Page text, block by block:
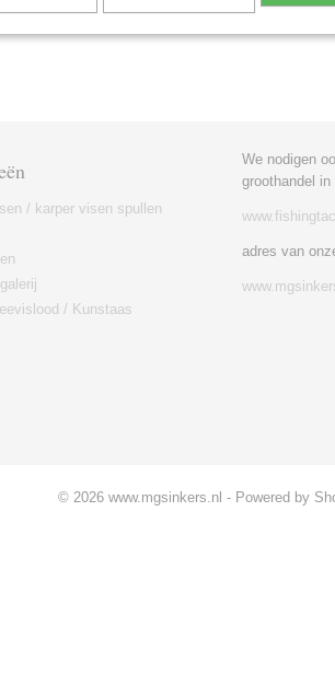
/ karper visen spullen
/ Kunstaas
We nodigen
groothandel
adres van
© 2026 www.mgsinkers.nl - Powered by